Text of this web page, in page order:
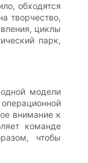
обходятся
творчество,
циклы
парк,
модели
внимание к
команде
чтобы